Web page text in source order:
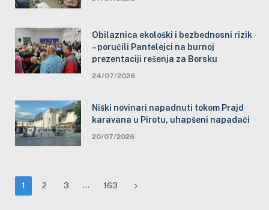
Obilaznica ekološki i bezbednosni rizik
– poručili Pantelejci na burnoj
prezentaciji rešenja za Borsku
24/07/2026
Niški novinari napadnuti tokom Prajd
karavana u Pirotu, uhapšeni napadači
20/07/2026
1 2 3 … 163 Next